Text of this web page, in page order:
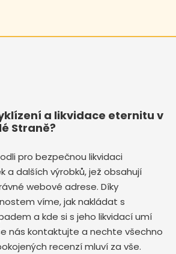
a likvidace eternitu v
Straně?
pro bezpečnou likvidaci
a dalších výrobků, jež obsahují
webové adrese. Díky
víme, jak nakládat s
a kde si s jeho likvidací umí
nás kontaktujte a nechte všechno
recenzí mluví za vše.